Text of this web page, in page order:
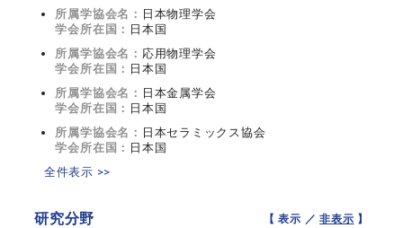
所属学協会名： 日本物理学会
学会所在国： 日本国
所属学協会名： 応用物理学会
学会所在国： 日本国
所属学協会名： 日本金属学会
学会所在国： 日本国
所属学協会名： 日本セラミックス協会
学会所在国： 日本国
全件表示 >>
研究分野 【 表示 ／非表示 】